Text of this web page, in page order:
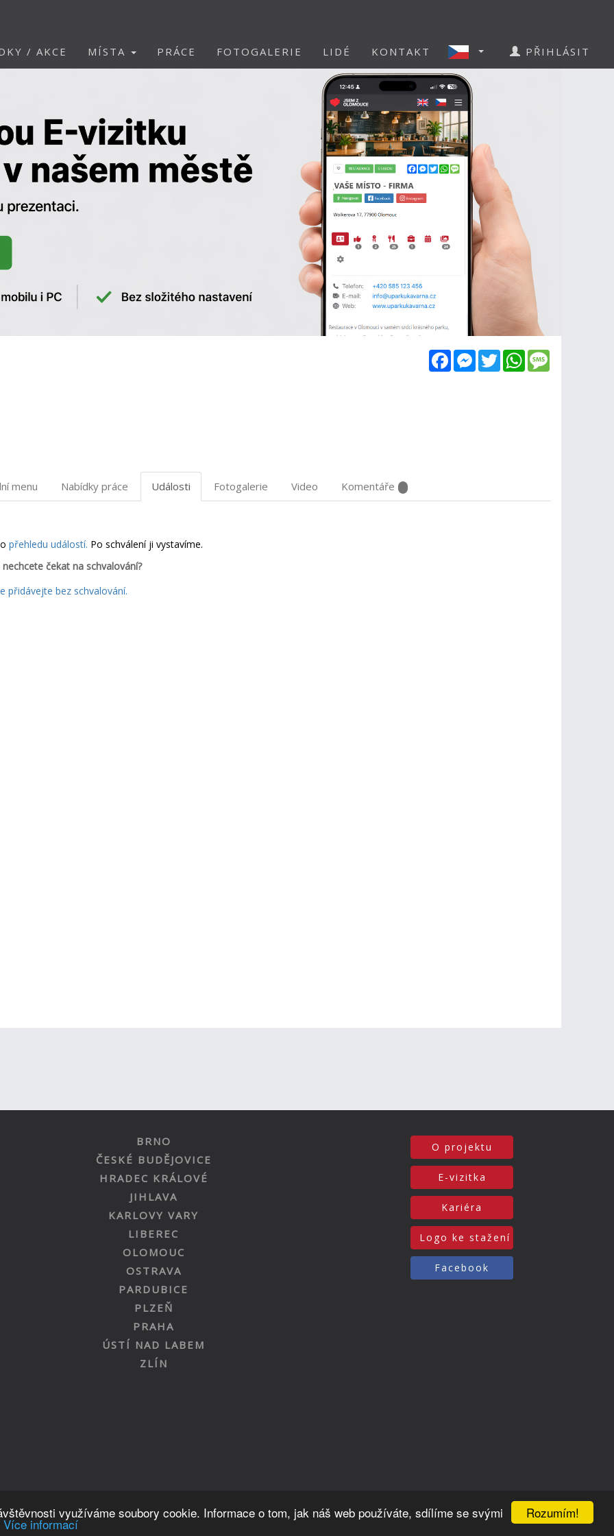
Rozumím!
využíváme soubory cookie. Informace o tom, jak náš web používáte, sdílíme se svými
Více informací
/ AKCE MÍSTA PRÁCE FOTOGALERIE LIDÉ KONTAKT PŘIHLÁSIT
FacebookMessenger
TwitterWhatsApp
menu Nabídky práce Události Fotogalerie Video Komentáře
přehledu událostí. Po schválení ji vystavíme.
čekat na schvalování?
přidávejte bez schvalování.
BRNO
ČESKÉ BUDĚJOVICE
HRADEC KRÁLOVÉ
JIHLAVA
KARLOVY VARY
LIBEREC
OLOMOUC
OSTRAVA
PARDUBICE
PLZEŇ
PRAHA
ÚSTÍ NAD LABEM
ZLÍN
O projektu
E-vizitka
Kariéra
Logo ke stažení
Facebook
Nahoru